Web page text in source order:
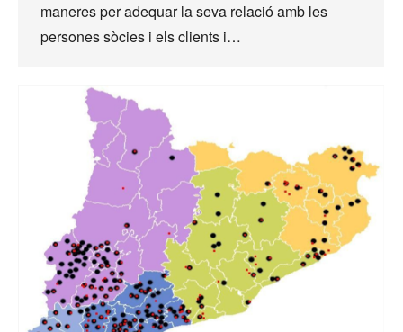
maneres per adequar la seva relació amb les
persones sòcies i els clients i…